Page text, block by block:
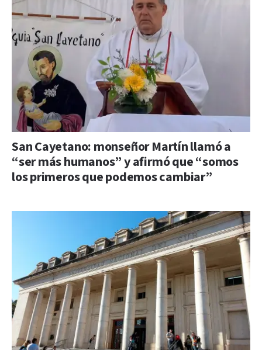
San Cayetano: monseñor Martín llamó a
“ser más humanos” y afirmó que “somos
los primeros que podemos cambiar”